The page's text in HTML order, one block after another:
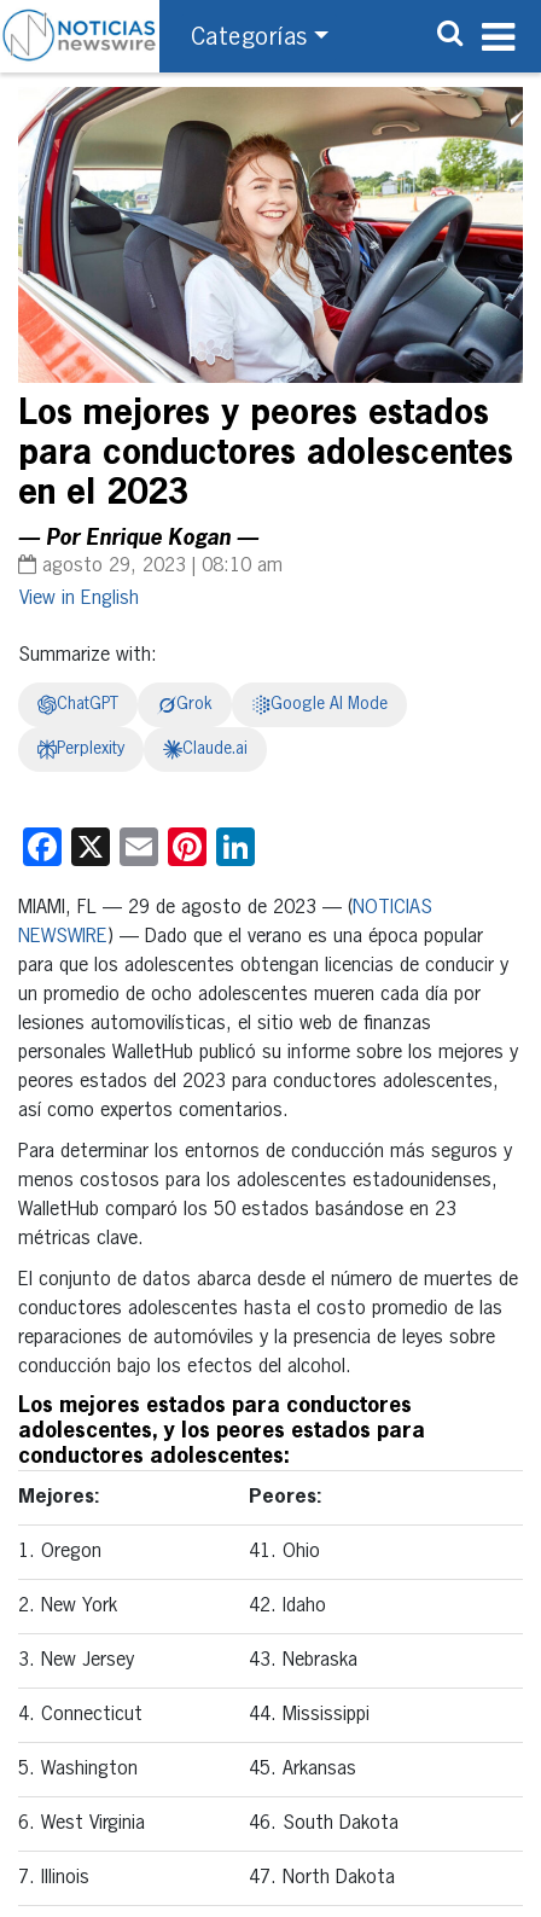
Categorías
Los mejores y peores estados
para conductores adolescentes
en el 2023
— Por Enrique Kogan —
agosto 29, 2023 | 08:10 am
English
Summarize with:
ChatGPT Grok Google AI Mode
Perplexity Claude.ai
Facebook
X EmailPinterest
MIAMI, FL — 29 de agosto de 2023 — (NOTICIAS
NEWSWIRE) — Dado que el verano es una época popular
para que los adolescentes obtengan licencias de conducir y
un promedio de ocho adolescentes mueren cada día por
lesiones automovilísticas, el sitio web de finanzas
personales WalletHub publicó su informe sobre los mejores y
peores estados del 2023 para conductores adolescentes,
así como expertos comentarios.
Para determinar los entornos de conducción más seguros y
menos costosos para los adolescentes estadounidenses,
WalletHub comparó los 50 estados basándose en 23
métricas clave.
El conjunto de datos abarca desde el número de muertes de
conductores adolescentes hasta el costo promedio de las
reparaciones de automóviles y la presencia de leyes sobre
conducción bajo los efectos del alcohol.
Los mejores estados para conductores
adolescentes, y los peores estados para
conductores adolescentes:
Mejores: Peores:
1. Oregon 41. Ohio
2. New York 42. Idaho
3. New Jersey 43. Nebraska
4. Connecticut 44. Mississippi
5. Washington 45. Arkansas
6. West Virginia 46. South Dakota
7. Illinois 47. North Dakota